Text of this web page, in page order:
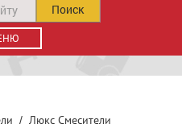
Поиск
Люкс Смесители